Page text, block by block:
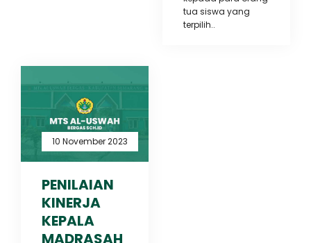
tua siswa yang
terpilih..
10 November 2023
PENILAIAN
KINERJA
KEPALA
MADRASAH